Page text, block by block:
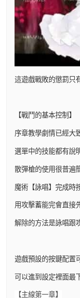
這遊戲戰敗的懲罰只
【戰鬥的基本控制】
序章教學劇情已經大
選單中的技能都有說
散彈槍的使用很普遍
魔術【詠唱】完成時
用攻擊蓄能完會直接
解除的方法是詠唱跟
遊戲預設的按鍵配置
可以進到設定裡面最
【主線第一章】